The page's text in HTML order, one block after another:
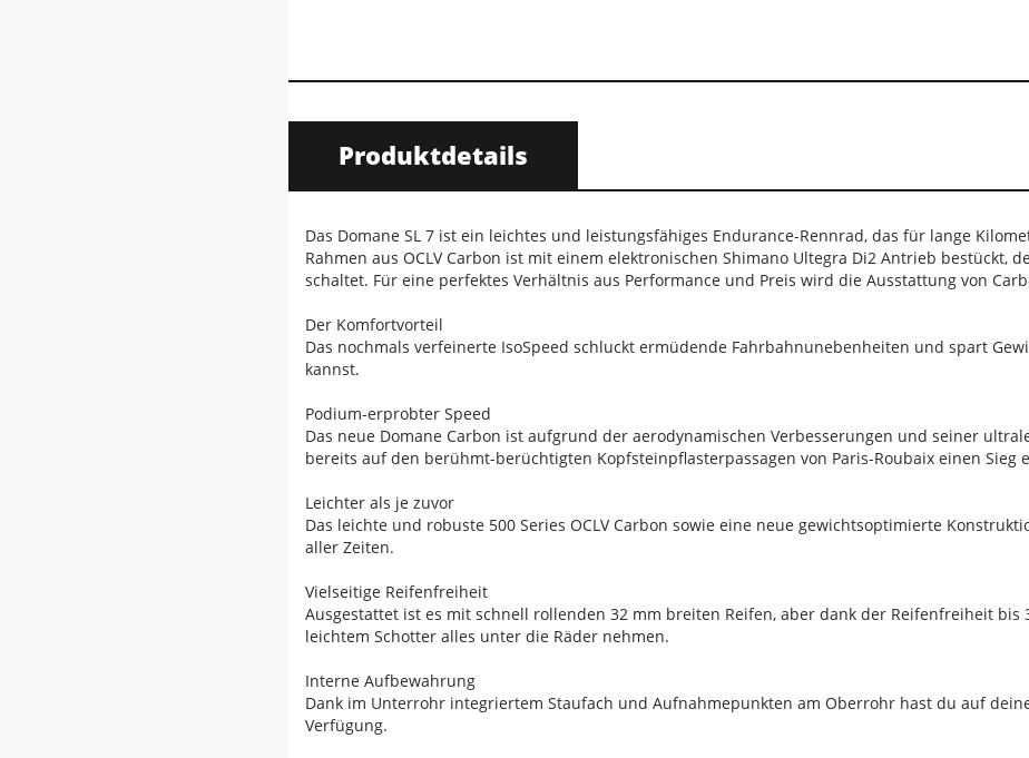
Produktdetails
Das Domane SL 7 ist ein leichtes und leistungsfähiges Endurance-Rennrad, das für lange
Rahmen aus OCLV Carbon ist mit einem elektronischen Shimano Ultegra Di2 Antrieb
schaltet. Für eine perfektes Verhältnis aus Performance und Preis wird die Ausstattung von
Der Komfortvorteil
Das nochmals verfeinerte IsoSpeed schluckt ermüdende Fahrbahnunebenheiten und spart
kannst.
Podium-erprobter Speed
Das neue Domane Carbon ist aufgrund der aerodynamischen Verbesserungen und seiner
bereits auf den berühmt-berüchtigten Kopfsteinpflasterpassagen von Paris-Roubaix einen Sieg
Leichter als je zuvor
Das leichte und robuste 500 Series OCLV Carbon sowie eine neue gewichtsoptimierte
aller Zeiten.
Vielseitige Reifenfreiheit
Ausgestattet ist es mit schnell rollenden 32 mm breiten Reifen, aber dank der Reifenfreiheit
leichtem Schotter alles unter die Räder nehmen.
Interne Aufbewahrung
Dank im Unterrohr integriertem Staufach und Aufnahmepunkten am Oberrohr hast du auf
Verfügung.